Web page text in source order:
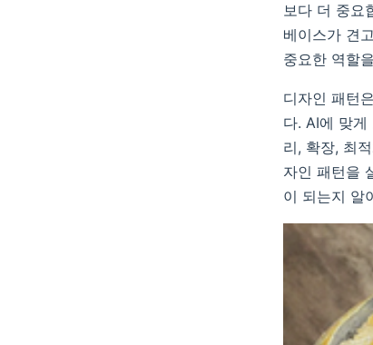
보다 더 중요
베이스가 견
중요한 역할
디자인 패턴
다. AI에 맞
리, 확장, 최
자인 패턴을
이 되는지 알